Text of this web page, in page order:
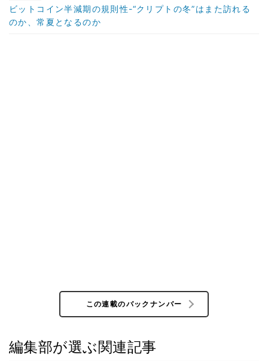
ビットコイン半減期の規則性-“クリプトの冬”はまた訪れる
のか、常夏となるのか
この連載のバックナンバー
編集部が選ぶ関連記事